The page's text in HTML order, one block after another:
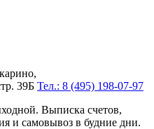
39Б Тел.: 8 (495) 198-07-97
Выписка счетов,
и самовывоз в будние дни.